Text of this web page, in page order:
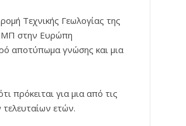
Τεχνικής Γεωλογίας της
στην Ευρώπη
αποτύπωμα γνώσης και μια
πρόκειται για μια από τις
τελευταίων ετών.